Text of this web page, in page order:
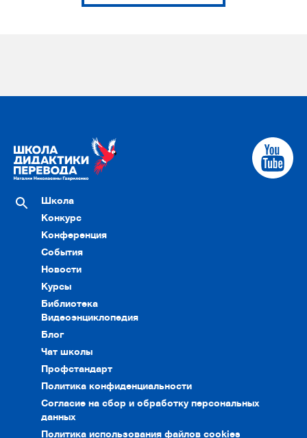
Школа
Конкурс
Конференция
События
Новости
Курсы
Библиотека
Видеоэнциклопедия
Блог
Чат школы
Профстандарт
Политика конфиденциальности
Согласие на сбор и обработку персональных
данных
Политика использования файлов cookies